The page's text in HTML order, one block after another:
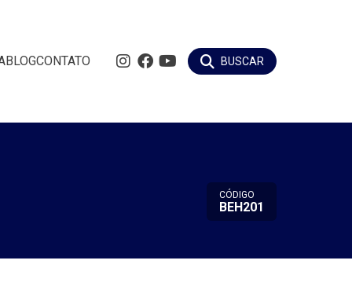
BLOGCONTATO BUSCAR
CÓDIGO
BEH201